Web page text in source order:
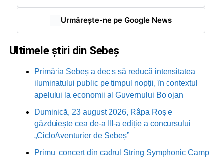
Urmărește-ne pe Google News
Ultimele știri din Sebeș
Primăria Sebeș a decis să reducă intensitatea
iluminatului public pe timpul nopții, în contextul
apelului la economii al Guvernului Bolojan
Duminică, 23 august 2026, Râpa Roșie
găzduiește cea de-a III-a ediție a concursului
„CicloAventurier de Sebeș”
Primul concert din cadrul String Symphonic Camp